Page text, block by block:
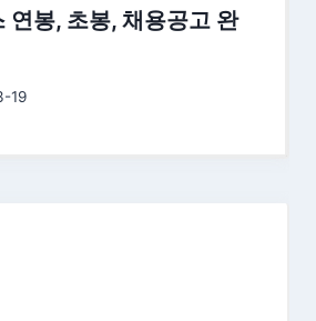
연봉, 초봉, 채용공고 완
19